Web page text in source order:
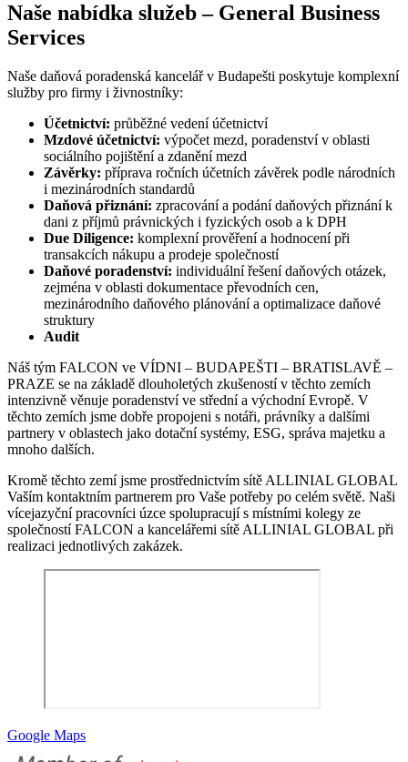
Naše nabídka služeb – General Business
Services
Naše daňová poradenská kancelář v Budapešti poskytuje komplexní
služby pro firmy i živnostníky:
Účetnictví: průběžné vedení účetnictví
Mzdové účetnictví: výpočet mezd, poradenství v oblasti
sociálního pojištění a zdanění mezd
Závěrky: příprava ročních účetních závěrek podle národních
i mezinárodních standardů
Daňová přiznání: zpracování a podání daňových přiznání k
dani z příjmů právnických i fyzických osob a k DPH
Due Diligence: komplexní prověření a hodnocení při
transakcích nákupu a prodeje společností
Daňové poradenství: individuální řešení daňových otázek,
zejména v oblasti dokumentace převodních cen,
mezinárodního daňového plánování a optimalizace daňové
struktury
Audit
Náš tým FALCON ve VÍDNI – BUDAPEŠTI – BRATISLAVĚ –
PRAZE se na základě dlouholetých zkušeností v těchto zemích
intenzivně věnuje poradenství ve střední a východní Evropě. V
těchto zemích jsme dobře propojeni s notáři, právníky a dalšími
partnery v oblastech jako dotační systémy, ESG, správa majetku a
mnoho dalších.
Kromě těchto zemí jsme prostřednictvím sítě ALLINIAL GLOBAL
Vaším kontaktním partnerem pro Vaše potřeby po celém světě. Naši
vícejazyční pracovníci úzce spolupracují s místními kolegy ze
společností FALCON a kancelářemi sítě ALLINIAL GLOBAL při
realizaci jednotlivých zakázek.
Google Maps